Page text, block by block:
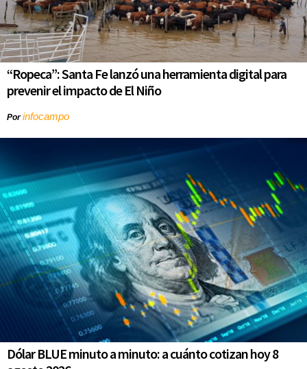
“Ropeca”: Santa Fe lanzó una herramienta digital para
prevenir el impacto de El Niño
Porinfocampo
Dólar BLUE minuto a minuto: a cuánto cotizan hoy 8